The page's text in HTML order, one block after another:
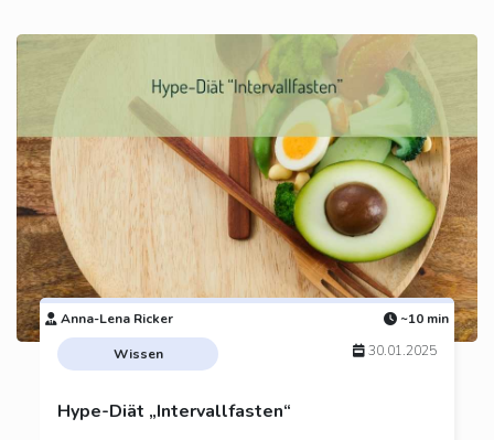
Anna-Lena Ricker
~10 min
Wissen
30.01.2025
Hype-Diät „Intervallfasten“